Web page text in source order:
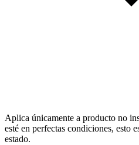
Aplica únicamente a producto no
esté en perfectas condiciones, esto
estado.